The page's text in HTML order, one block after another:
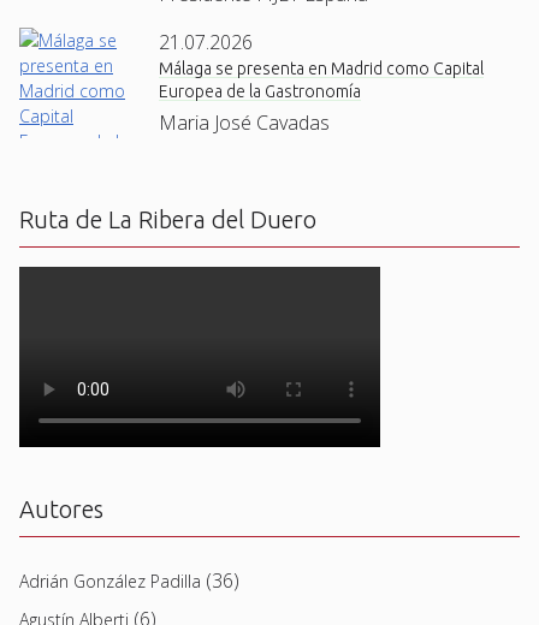
21.07.2026
Málaga se presenta en Madrid como Capital
Europea de la Gastronomía
Maria José Cavadas
Ruta de La Ribera del Duero
Autores
Adrián González Padilla (36)
Agustín Alberti (6)